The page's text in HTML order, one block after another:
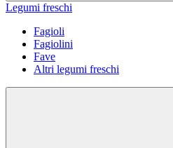
Legumi freschi
Fagioli
Fagiolini
Fave
Altri legumi freschi